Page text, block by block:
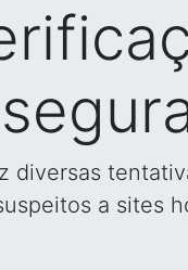
diversas
a sites